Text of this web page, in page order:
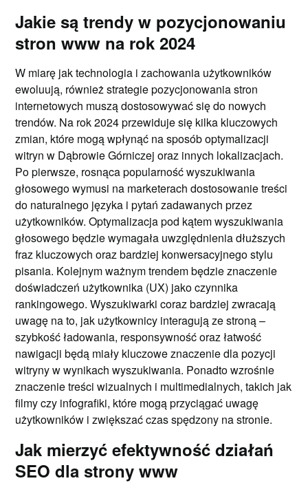
Jakie są trendy w pozycjonowaniu
stron www na rok 2024
W miarę jak technologia i zachowania użytkowników
ewoluują, również strategie pozycjonowania stron
internetowych muszą dostosowywać się do nowych
trendów. Na rok 2024 przewiduje się kilka kluczowych
zmian, które mogą wpłynąć na sposób optymalizacji
witryn w Dąbrowie Górniczej oraz innych lokalizacjach.
Po pierwsze, rosnąca popularność wyszukiwania
głosowego wymusi na marketerach dostosowanie treści
do naturalnego języka i pytań zadawanych przez
użytkowników. Optymalizacja pod kątem wyszukiwania
głosowego będzie wymagała uwzględnienia dłuższych
fraz kluczowych oraz bardziej konwersacyjnego stylu
pisania. Kolejnym ważnym trendem będzie znaczenie
doświadczeń użytkownika (UX) jako czynnika
rankingowego. Wyszukiwarki coraz bardziej zwracają
uwagę na to, jak użytkownicy interagują ze stroną –
szybkość ładowania, responsywność oraz łatwość
nawigacji będą miały kluczowe znaczenie dla pozycji
witryny w wynikach wyszukiwania. Ponadto wzrośnie
znaczenie treści wizualnych i multimedialnych, takich jak
filmy czy infografiki, które mogą przyciągać uwagę
użytkowników i zwiększać czas spędzony na stronie.
Jak mierzyć efektywność działań
SEO dla strony www